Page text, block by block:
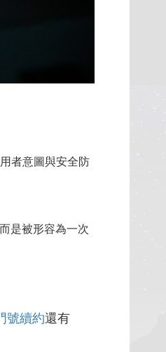
者意圖與安全防
是被形容為一次
號續約還有